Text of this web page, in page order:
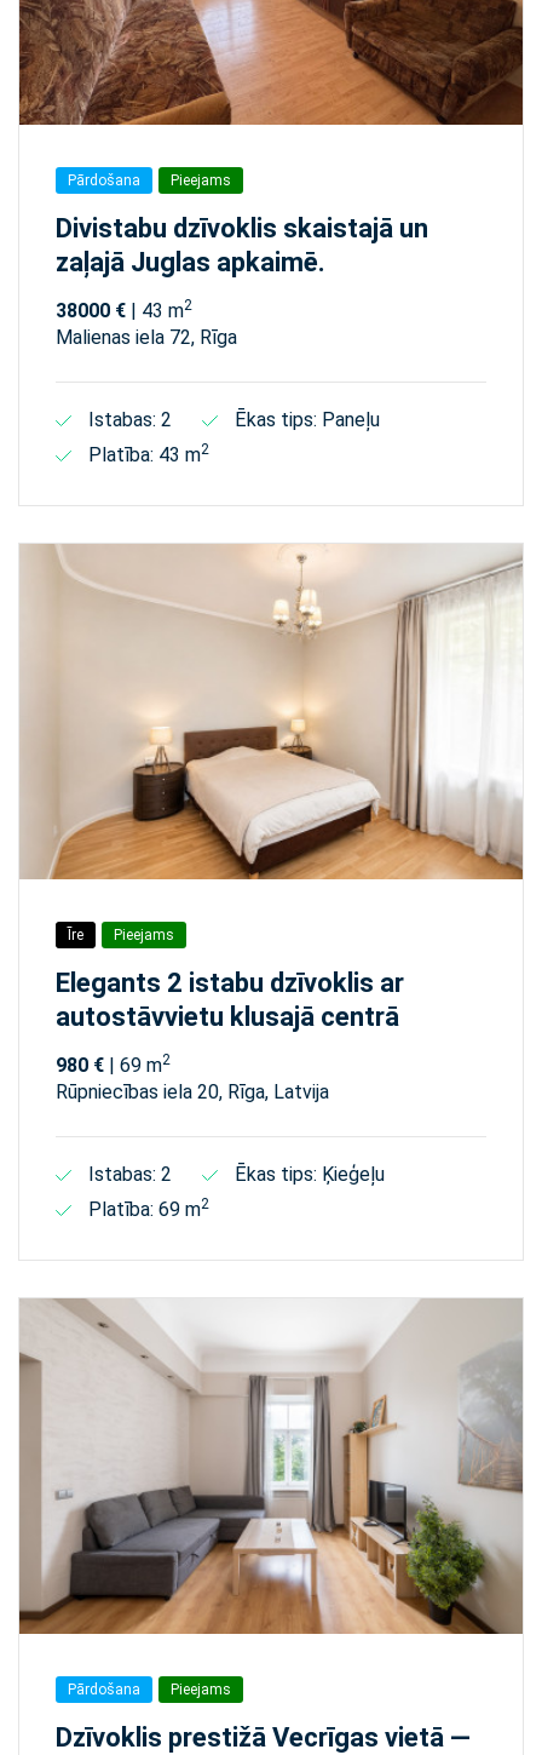
Pārdošana Pieejams
Divistabu dzīvoklis skaistajā un
zaļajā Juglas apkaimē.
38000 € | 43 m2
Malienas iela 72, Rīga
Istabas: 2
Ēkas tips: Paneļu
Platība: 43 m2
Īre Pieejams
Elegants 2 istabu dzīvoklis ar
autostāvvietu klusajā centrā
980 € | 69 m2
Rūpniecības iela 20, Rīga, Latvija
Istabas: 2
Ēkas tips: Ķieģeļu
Platība: 69 m2
Pārdošana Pieejams
Dzīvoklis prestižā Vecrīgas vietā —